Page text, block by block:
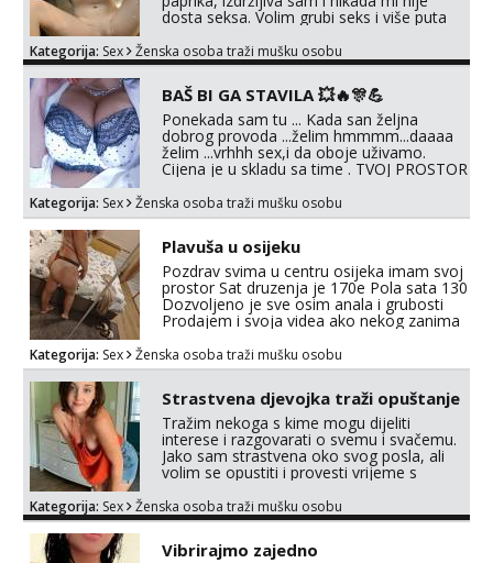
dosta seksa. Volim grubi seks i više puta
prije da me isprobaš Klikni na link ispod i
nadji me tamo, cekam te!
Kategorija: Sex Ženska osoba traži mušku osobu
BAŠ BI GA STAVILA 💥🔥🎊💪
Ponekada sam tu ... Kada san željna
dobrog provoda ...želim hmmmm...daaaa
želim ...vrhhh sex,i da oboje uživamo.
Cijena je u skladu sa time . TVOJ PROSTOR
jednog ali kvalitetnog. Prirodne veće grudi i
prcasta guza ... Javi se 🔥Samo na mail.
Kategorija: Sex Ženska osoba traži mušku osobu
Plavuša u osijeku
Pozdrav svima u centru osijeka imam svoj
prostor Sat druzenja je 170e Pola sata 130
Dozvoljeno je sve osim anala i grubosti
Prodajem i svoja videa ako nekog zanima
0919282417
Kategorija: Sex Ženska osoba traži mušku osobu
Strastvena djevojka traži opuštanje
Tražim nekoga s kime mogu dijeliti
interese i razgovarati o svemu i svačemu.
Jako sam strastvena oko svog posla, ali
volim se opustiti i provesti vrijeme s
nemoram samo s prijateljima opustati ;)
Klikni na link ispod i nadji me tamo, cekam
Kategorija: Sex Ženska osoba traži mušku osobu
Vibrirajmo zajedno